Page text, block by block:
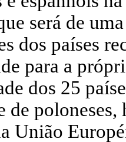
será de
dos países
para a
dos 25
de
União